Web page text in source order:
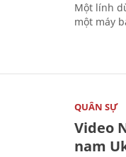
Một lính
một máy
QUÂN SỰ
Video
nam